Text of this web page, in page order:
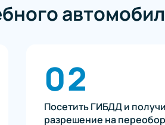
02
Посетить ГИБДД и
разрешение на